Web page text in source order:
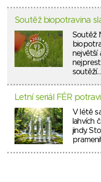
Soutěž biopotravina
Soutěž
největší
soutěží…
Letní seriál FÉR
V létě
lahvích
jindy.